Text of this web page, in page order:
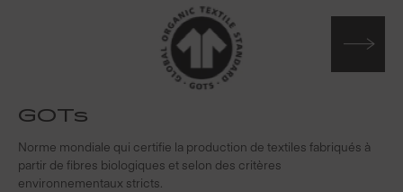
GOTs
Norme mondiale qui certifie la production de textiles fabriqués à
partir de fibres biologiques et selon des critères
environnementaux stricts.